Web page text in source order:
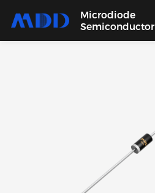
Microdiode
Semiconductor